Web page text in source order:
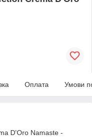
Оплата Умови
D'Oro Namaste -